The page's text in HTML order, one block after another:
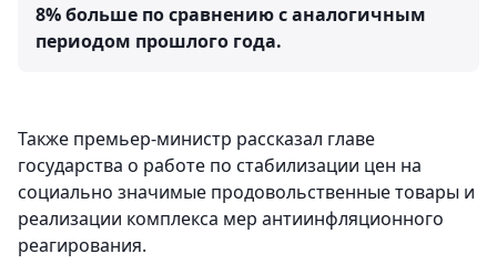
8% больше по сравнению с аналогичным
периодом прошлого года.
Также премьер-министр рассказал главе
государства о работе по стабилизации цен на
социально значимые продовольственные товары и
реализации комплекса мер антиинфляционного
реагирования.